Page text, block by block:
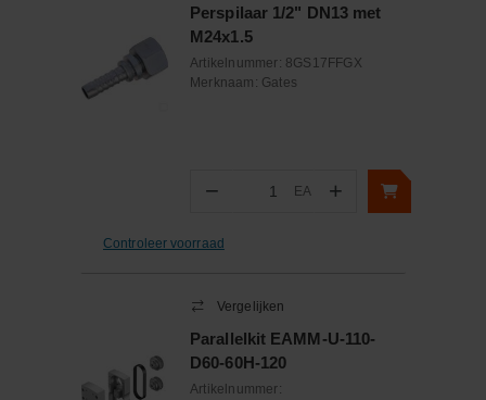
Perspilaar 1/2" DN13 met
M24x1.5
Artikelnummer: 8GS17FFGX
Merknaam: Gates
− Aantal
EA +
Controleer voorraad
Vergelijken
Parallelkit EAMM-U-110-
D60-60H-120
Artikelnummer: